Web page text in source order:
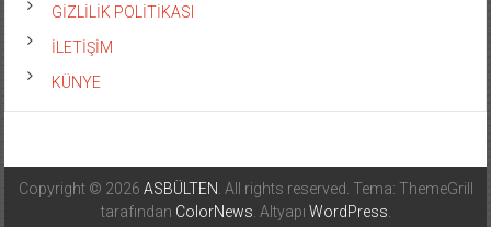
GİZLİLİK POLİTİKASI
İLETİŞİM
KÜNYE
Copyright © 2026 ASBÜLTEN . All rights reserved. Tema: ThemeGrill
tarafından ColorNews . Altyapı WordPress